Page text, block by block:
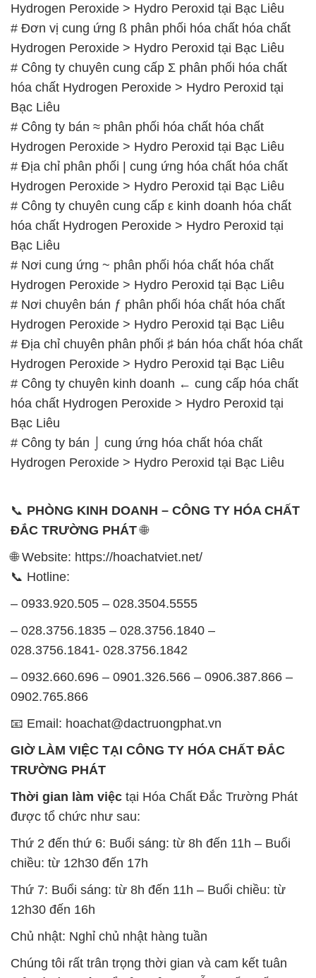
Hydrogen Peroxide > Hydro Peroxid tại Bạc Liêu
# Đơn vị cung ứng ß phân phối hóa chất hóa chất
Hydrogen Peroxide > Hydro Peroxid tại Bạc Liêu
# Công ty chuyên cung cấp Σ phân phối hóa chất
hóa chất Hydrogen Peroxide > Hydro Peroxid tại
Bạc Liêu
# Công ty bán ≈ phân phối hóa chất hóa chất
Hydrogen Peroxide > Hydro Peroxid tại Bạc Liêu
# Địa chỉ phân phối | cung ứng hóa chất hóa chất
Hydrogen Peroxide > Hydro Peroxid tại Bạc Liêu
# Công ty chuyên cung cấp ε kinh doanh hóa chất
hóa chất Hydrogen Peroxide > Hydro Peroxid tại
Bạc Liêu
# Nơi cung ứng ~ phân phối hóa chất hóa chất
Hydrogen Peroxide > Hydro Peroxid tại Bạc Liêu
# Nơi chuyên bán ƒ phân phối hóa chất hóa chất
Hydrogen Peroxide > Hydro Peroxid tại Bạc Liêu
# Địa chỉ chuyên phân phối ♯ bán hóa chất hóa chất
Hydrogen Peroxide > Hydro Peroxid tại Bạc Liêu
# Công ty chuyên kinh doanh ← cung cấp hóa chất
hóa chất Hydrogen Peroxide > Hydro Peroxid tại
Bạc Liêu
# Công ty bán ⌡ cung ứng hóa chất hóa chất
Hydrogen Peroxide > Hydro Peroxid tại Bạc Liêu
📞 PHÒNG KINH DOANH – CÔNG TY HÓA CHẤT
ĐẮC TRƯỜNG PHÁT🌐
🌐 Website: https://hoachatviet.net/
📞 Hotline:
– 0933.920.505 – 028.3504.5555
– 028.3756.1835 – 028.3756.1840 –
028.3756.1841- 028.3756.1842
– 0932.660.696 – 0901.326.566 – 0906.387.866 –
0902.765.866
📧 Email: hoachat@dactruongphat.vn
GIỜ LÀM VIỆC TẠI CÔNG TY HÓA CHẤT ĐẮC
TRƯỜNG PHÁT
Thời gian làm việc tại Hóa Chất Đắc Trường Phát
được tổ chức như sau:
Thứ 2 đến thứ 6: Buổi sáng: từ 8h đến 11h – Buổi
chiều: từ 12h30 đến 17h
Thứ 7: Buổi sáng: từ 8h đến 11h – Buổi chiều: từ
12h30 đến 16h
Chủ nhật: Nghỉ chủ nhật hàng tuần
Chúng tôi rất trân trọng thời gian và cam kết tuân